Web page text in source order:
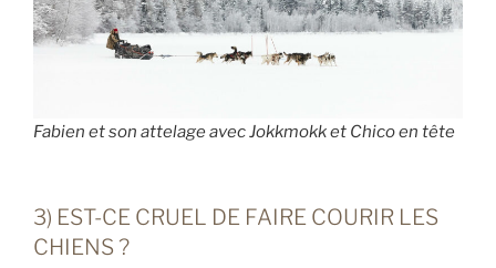
Fabien et son attelage avec Jokkmokk et Chico en tête
3) EST-CE CRUEL DE FAIRE COURIR LES
CHIENS ?